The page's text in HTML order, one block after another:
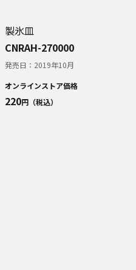
製氷皿
CNRAH-270000
発売日： 2019年10月
オンラインストア価格
220円（税込）